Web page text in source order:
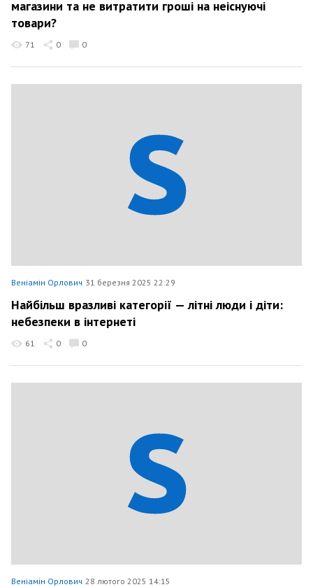
магазини та не витратити гроші на неіснуючі
товари?
71 0 0
Веніамін Орлович 31 березня 2025 22:29
Найбільш вразливі категорії — літні люди і діти:
небезпеки в інтернеті
61 0 0
Веніамін Орлович 28 лютого 2025 14:15